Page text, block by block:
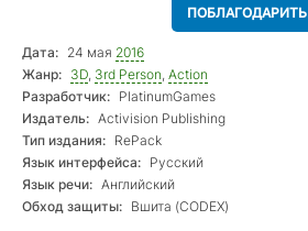
ПОБЛАГОДАРИТЬ
Дата: 24 мая 2016
Жанр: 3D, 3rd Person, Action
Разработчик: PlatinumGames
Издатель: Activision Publishing
Тип издания: RePack
Язык интерфейса: Русский
Язык речи: Английский
Обход защиты: Вшита (CODEX)